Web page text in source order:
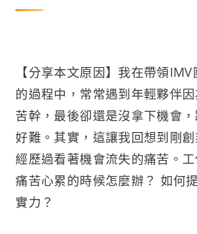
【分享本文原因】我在帶領
的過程中，常常遇到年輕夥伴
苦幹，最後卻還是沒拿下機會
好難。其實，這讓我回想到剛
經歷過看著機會流失的痛苦。
痛苦心累的時候怎麼辦？ 如何
實力？